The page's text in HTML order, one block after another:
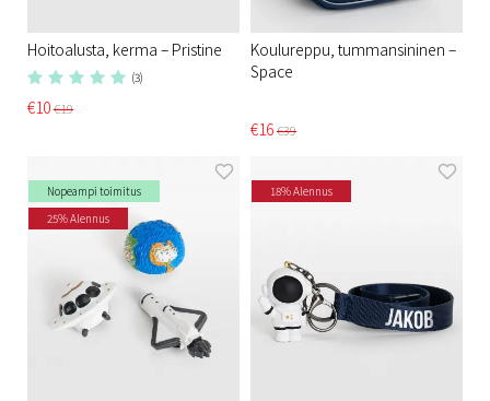
Hoitoalusta, kerma – Pristine
(3)
€10€19
Koulureppu, tummansininen –
Space
€16€39
Nopeampi toimitus
25% Alennus
18% Alennus